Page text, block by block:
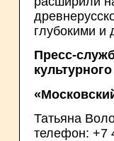
глубокими и
Пресс-
Татьяна
телефон: +7